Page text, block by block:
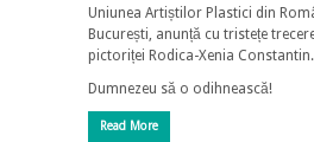
Uniunea Artiștilor Plastici din
București, anunță cu tristețe
pictoriței Rodica-Xenia Constantin.
Dumnezeu să o odihnească!
Read More